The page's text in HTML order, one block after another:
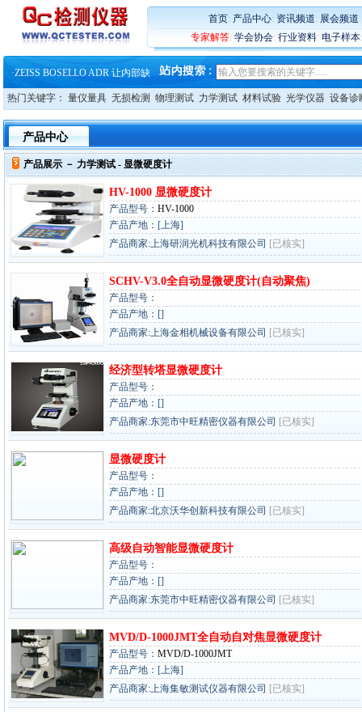
首页: 产品中心: 资讯频道: 展会频道
专家解答: 学会协会: 行业资料: 电子样本
蔡司软件 | 高效变形分析能
铸就AI服务器质量动脉 – 高
铸就AI服务器质量动脉 – 高
·ZEISS BOSELLO ADR 让内部缺
·蔡司和亿纬锂能达成战略合作
·大牌云集 买家升级 ——26
热门关键字： 量仪量具 无损检测 物理测试 力学测试 材料试验 光学仪器 设备诊
产品中心
产品展示 － 力学测试- 显微硬度计
HV-1000 显微硬度计
产品型号： HV-1000
产品产地：[上海]
产品商家:上海研润光机科技有限公司 [已核实]
SCHV-V3.0全自动显微硬度计(自动聚焦)
产品型号：
产品产地：[]
产品商家:上海金相机械设备有限公司 [已核实]
经济型转塔显微硬度计
产品型号：
产品产地：[]
产品商家:东莞市中旺精密仪器有限公司 [已核实]
显微硬度计
产品型号：
产品产地：[]
产品商家:北京沃华创新科技有限公司 [已核实]
高级自动智能显微硬度计
产品型号：
产品产地：[]
产品商家:东莞市中旺精密仪器有限公司 [已核实]
MVD/D-1000JMT全自动自对焦显微硬度计
产品型号： MVD/D-1000JMT
产品产地：[上海]
产品商家:上海集敏测试仪器有限公司 [已核实]